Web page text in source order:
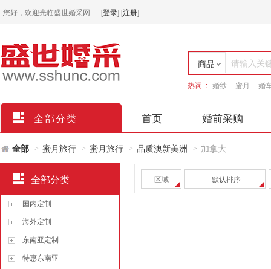
您好，欢迎光临盛世婚采网 [登录][注册]
商品
店铺
请输入关
热词 : 婚纱 蜜月 婚
全部分类 首页 婚前采购
全部 > 蜜月旅行 > 蜜月旅行 > 品质澳新美洲 > 加拿大
区域 默认排序
全部分类
国内定制
海外定制
东南亚定制
特惠东南亚